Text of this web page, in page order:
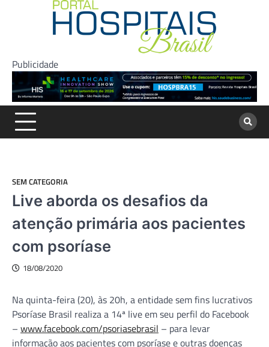
Publicidade
SEM CATEGORIA
Live aborda os desafios da
atenção primária aos pacientes
com psoríase
18/08/2020
Na quinta-feira (20), às 20h, a entidade sem fins lucrativos
Psoríase Brasil realiza a 14ª live em seu perfil do Facebook
– www.facebook.com/psoriasebrasil – para levar
informação aos pacientes com psoríase e outras doenças